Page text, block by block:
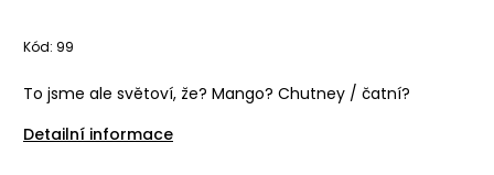
Kód: 99
To jsme ale světoví, že? Mango? Chutney / čatní?
Detailní informace